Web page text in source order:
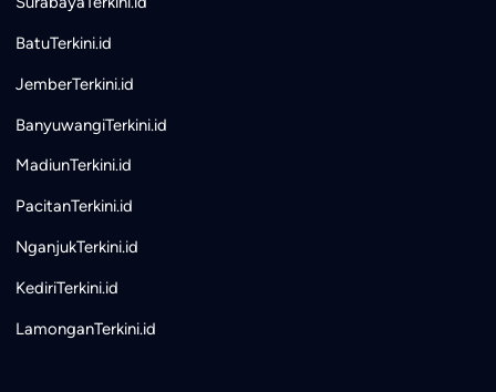
BatuTerkini.id
JemberTerkini.id
BanyuwangiTerkini.id
MadiunTerkini.id
PacitanTerkini.id
NganjukTerkini.id
KediriTerkini.id
LamonganTerkini.id